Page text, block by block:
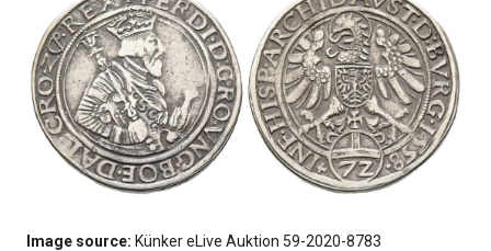
Image source: Künker eLive Auktion 59-2020-8783